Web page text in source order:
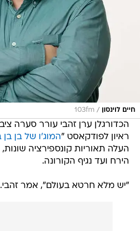
/
103fm
הכדורגלן ערן זהבי עורר סערה
ראיון לפודקאסט "
העלה תאוריות קונספירציה
הירח ועד נגיף הקורונה.
"יש מלא חרטא בעולם", אמר זהבי.